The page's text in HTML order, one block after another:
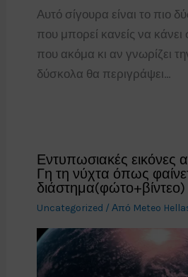
Αυτό σίγουρα είναι το πιο
που μπορεί κανείς να
που ακόμα κι αν γνωρίζει
δύσκολα θα περιγράψει…
Εντυπωσιακές εικόνες
Γη τη νύχτα όπως
διάστημα(φώτο+βίντεο)
Uncategorized / Από Meteo